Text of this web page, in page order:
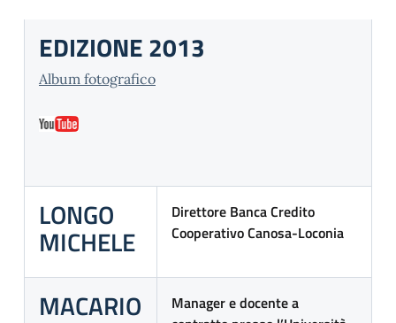
EDIZIONE 2013
Album fotografico
LONGO
MICHELE
Direttore Banca Credito
Cooperativo Canosa-Loconia
MACARIO
Manager e docente a